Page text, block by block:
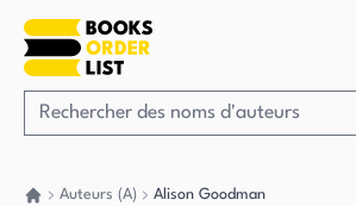
Auteurs (A) Alison Goodman